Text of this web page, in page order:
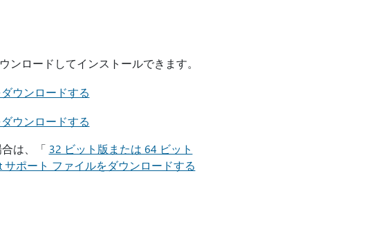
ロードしてインストールできます。
ウンロードする
ウンロードする
は、「 32 ビット版または 64 ビット
サポート ファイルをダウンロードする